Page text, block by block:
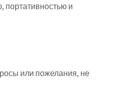
портативностью и
или пожелания, не